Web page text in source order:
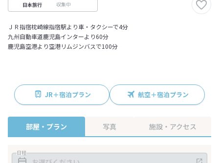
日本旅行 収集中
ＪＲ指宿枕崎線指宿駅より車・タクシーで4分
九州自動車道鹿児島インターより60分
鹿児島空港より空港リムジンバスで100分
JR＋宿泊プラン 航空＋宿泊プラン
部屋・プラン 写真 施設・アクセス
日程